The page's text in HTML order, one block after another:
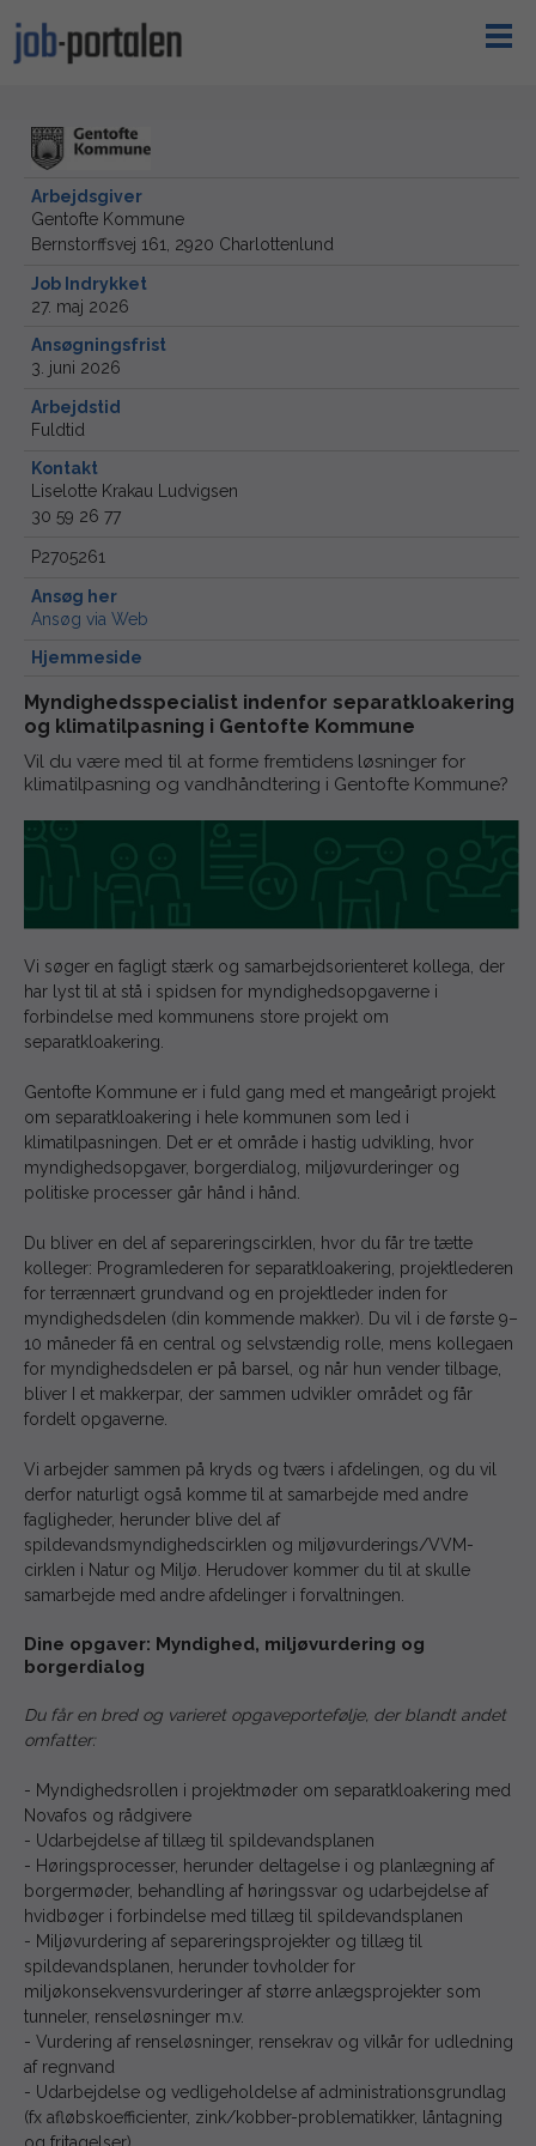
Arbejdsgiver
Gentofte Kommune
Bernstorffsvej 161, 2920 Charlottenlund
Job Indrykket
27. maj 2026
Ansøgningsfrist
3. juni 2026
Arbejdstid
Fuldtid
Kontakt
Liselotte Krakau Ludvigsen
30 59 26 77
P2705261
Ansøg her
Ansøg via Web
Hjemmeside
Myndighedsspecialist indenfor separatkloakering
og klimatilpasning i Gentofte Kommune
Vil du være med til at forme fremtidens løsninger for
klimatilpasning og vandhåndtering i Gentofte Kommune?
Vi søger en fagligt stærk og samarbejdsorienteret kollega, der
har lyst til at stå i spidsen for myndighedsopgaverne i
forbindelse med kommunens store projekt om
separatkloakering.
Gentofte Kommune er i fuld gang med et mangeårigt projekt
om separatkloakering i hele kommunen som led i
klimatilpasningen. Det er et område i hastig udvikling, hvor
myndighedsopgaver, borgerdialog, miljøvurderinger og
politiske processer går hånd i hånd.
Du bliver en del af separeringscirklen, hvor du får tre tætte
kolleger: Programlederen for separatkloakering, projektlederen
for terrænnært grundvand og en projektleder inden for
myndighedsdelen (din kommende makker). Du vil i de første 9–
10 måneder få en central og selvstændig rolle, mens kollegaen
for myndighedsdelen er på barsel, og når hun vender tilbage,
bliver I et makkerpar, der sammen udvikler området og får
fordelt opgaverne.
Vi arbejder sammen på kryds og tværs i afdelingen, og du vil
derfor naturligt også komme til at samarbejde med andre
fagligheder, herunder blive del af
spildevandsmyndighedscirklen og miljøvurderings/VVM-
cirklen i Natur og Miljø. Herudover kommer du til at skulle
samarbejde med andre afdelinger i forvaltningen.
Dine opgaver: Myndighed, miljøvurdering og
borgerdialog
Du får en bred og varieret opgaveportefølje, der blandt andet
omfatter:
- Myndighedsrollen i projektmøder om separatkloakering med
Novafos og rådgivere
- Udarbejdelse af tillæg til spildevandsplanen
- Høringsprocesser, herunder deltagelse i og planlægning af
borgermøder, behandling af høringssvar og udarbejdelse af
hvidbøger i forbindelse med tillæg til spildevandsplanen
- Miljøvurdering af separeringsprojekter og tillæg til
spildevandsplanen, herunder tovholder for
miljøkonsekvensvurderinger af større anlægsprojekter som
tunneler, renseløsninger m.v.
- Vurdering af renseløsninger, rensekrav og vilkår for udledning
af regnvand
- Udarbejdelse og vedligeholdelse af administrationsgrundlag
(fx afløbskoefficienter, zink/kobber-problematikker, låntagning